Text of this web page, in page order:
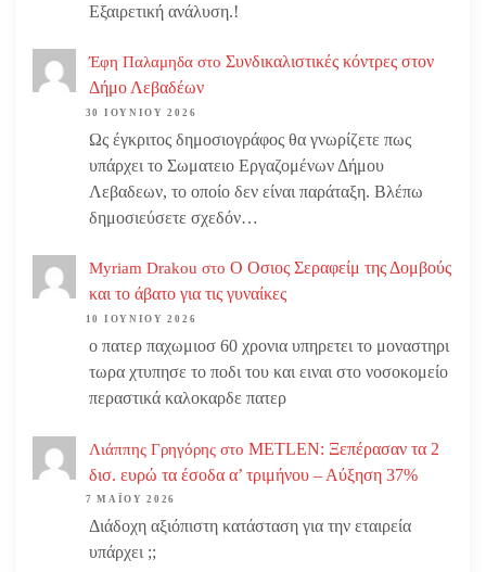
Εξαιρετική ανάλυση.!
Έφη Παλαμηδα στο Συνδικαλιστικές κόντρες στον
Δήμο Λεβαδέων
30 ΙΟΥΝΊΟΥ 2026
Ως έγκριτος δημοσιογράφος θα γνωρίζετε πως
υπάρχει το Σωματειο Εργαζομένων Δήμου
Λεβαδεων, το οποίο δεν είναι παράταξη. Βλέπω
δημοσιεύσετε σχεδόν…
Myriam Drakou στο Ο Οσιος Σεραφείμ της Δομβούς
και το άβατο για τις γυναίκες
10 ΙΟΥΝΊΟΥ 2026
ο πατερ παχωμιοσ 60 χρονια υπηρετει το μοναστηρι
τωρα χτυπησε το ποδι του και ειναι στο νοσοκομείο
περαστικά καλοκαρδε πατερ
Λιάππης Γρηγόρης στο METLEN: Ξεπέρασαν τα 2
δισ. ευρώ τα έσοδα α’ τριμήνου – Αύξηση 37%
7 ΜΑΪ́ΟΥ 2026
Διάδοχη αξιόπιστη κατάσταση για την εταιρεία
υπάρχει ;;